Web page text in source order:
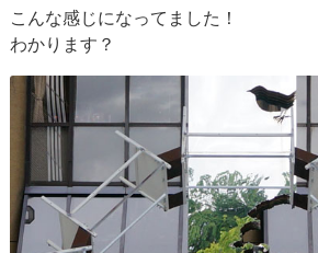
こんな感じになってました！
わかります？